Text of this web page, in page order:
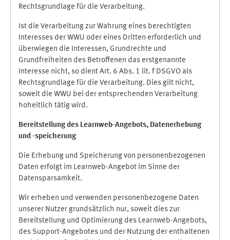
Rechtsgrundlage für die Verarbeitung.
Ist die Verarbeitung zur Wahrung eines berechtigten
Interesses der WWU oder eines Dritten erforderlich und
überwiegen die Interessen, Grundrechte und
Grundfreiheiten des Betroffenen das erstgenannte
Interesse nicht, so dient Art. 6 Abs. 1 lit. f DSGVO als
Rechtsgrundlage für die Verarbeitung. Dies gilt nicht,
soweit die WWU bei der entsprechenden Verarbeitung
hoheitlich tätig wird.
Bereitstellung des Learnweb-Angebots, Datenerhebung
und -speicherung
Die Erhebung und Speicherung von personenbezogenen
Daten erfolgt im Learnweb-Angebot im Sinne der
Datensparsamkeit.
Wir erheben und verwenden personenbezogene Daten
unserer Nutzer grundsätzlich nur, soweit dies zur
Bereitstellung und Optimierung des Learnweb-Angebots,
des Support-Angebotes und der Nutzung der enthaltenen